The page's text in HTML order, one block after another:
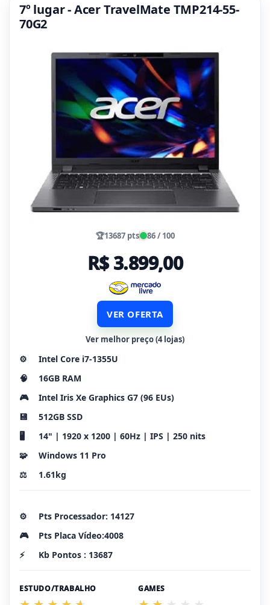
7º lugar - Acer TravelMate TMP214-55-
70G2
🏆13687 pts 86 / 100
R$ 3.899,00
VER OFERTA
Ver melhor preço (4 lojas)
⚙️
Intel Core i7-1355U
🧠
16GB RAM
🎮
Intel Iris Xe Graphics G7 (96 EUs)
💾
512GB SSD
🖥️
14" | 1920 x 1200 | 60Hz | IPS | 250 nits
🧩
Windows 11 Pro
⚖️
1.61kg
⚙️
Pts Processador: 14127
🎮
Pts Placa Vídeo:4008
⚡
Kb Pontos : 13687
ESTUDO/TRABALHO GAMES